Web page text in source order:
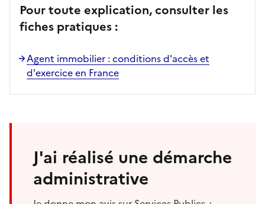
Pour toute explication, consulter les
fiches pratiques :
Agent immobilier : conditions d'accès et
d'exercice en France
J'ai réalisé une démarche
administrative